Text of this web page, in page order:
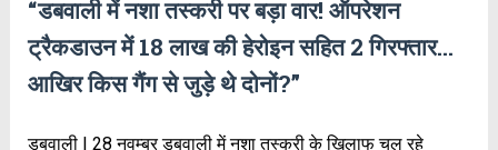
“डबवाली में नशा तस्करी पर बड़ा वार! ऑपरेशन
ट्रैकडाउन में 18 लाख की हेरोइन सहित 2 गिरफ्तार…
आखिर किस गैंग से जुड़े थे दोनों?”
डबवाली | 28 नवम्बर डबवाली में नशा तस्करी के खिलाफ चल रहे